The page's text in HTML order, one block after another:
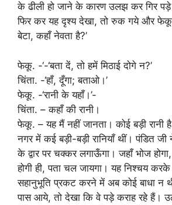
के ढीली हो जाने के कारण उलझ कर गिर
फिर कर यह दृश्य देखा, तो रुक गये और
बेटा, कहाँ नेवता है?’
फेकू. -‘-‘बता दें, तो हमें मिठाई दोगे न?’
चिंता. -‘हाँ, दूँगा; बताओ।’
फेकू. -‘रानी के यहाँ।’-
चिंता. – कहाँ की रानी।
फेकू. – यह मैं नहीं जानता। कोई बड़ी रानी
नगर में कई बड़ी-बड़ी रानियाँ थीं। पंडित जी
के द्वार पर चक्कर लगाऊँगा। जहाँ भोज
होगी ही, पता चल जायगा। यह निश्चय
सहानुभूति प्रकट करने में अब कोई बाधा न
पास आये, तो देखा कि वे पड़े कराह रहे हैं।